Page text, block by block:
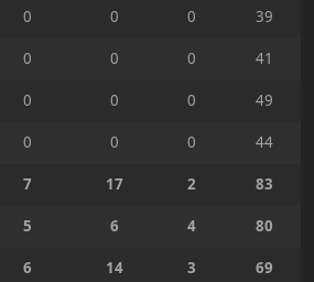
0 0 0
39
0 0 0
41
0 0 0
49
0 0 0
44
7 17 2
83
5 6 4
80
6 14 3 69